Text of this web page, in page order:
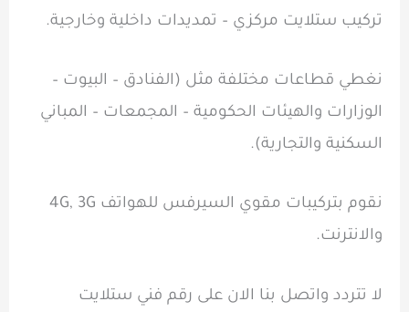
تركيب ستلايت مركزي – تمديدات داخلية وخارجية.
نغطي قطاعات مختلفة مثل (الفنادق – البيوت –
الوزارات والهيئات الحكومية – المجمعات – المباني
السكنية والتجارية).
نقوم بتركيبات مقوي السيرفس للهواتف 4G, 3G
والانترنت.
لا تتردد واتصل بنا الان على رقم فني ستلايت